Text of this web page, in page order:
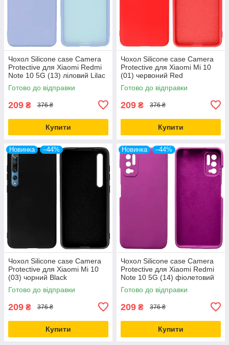
Чохол Silicone case Camera
Protective для Xiaomi Redmi
Note 10 5G (13) ліловий Lilac
Готово до відправки
209 ₴ 376 ₴
Купити
Чохол Silicone case Camera
Protective для Xiaomi Mi 10
(01) червоний Red
Готово до відправки
209 ₴ 376 ₴
Купити
Новинка –44%
Чохол Silicone case Camera
Protective для Xiaomi Mi 10
(03) чорний Black
Готово до відправки
209 ₴ 376 ₴
Купити
Новинка –44%
Чохол Silicone case Camera
Protective для Xiaomi Redmi
Note 10 5G (14) фіолетовий
Purple
Готово до відправки
209 ₴ 376 ₴
Купити